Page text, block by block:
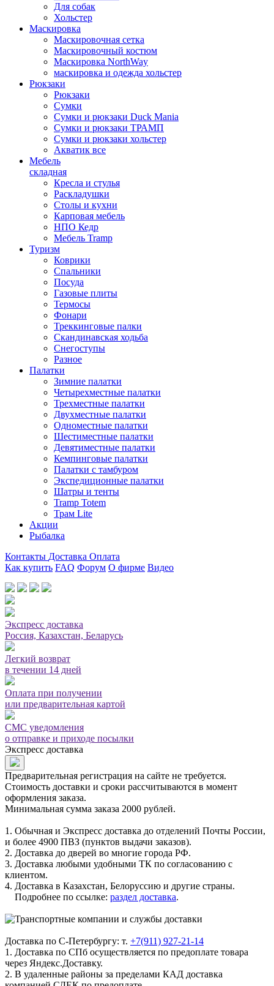
Для собак
Хольстер
Маскировка
Маскировочная сетка
Маскировочный костюм
Маскировка NorthWay
маскировка и одежда хольстер
Рюкзаки
Рюкзаки
Сумки
Сумки и рюкзаки Duck Mania
Сумки и рюкзаки ТРАМП
Сумки и рюкзаки хольстер
Акватик все
Мебель
складная
Кресла и стулья
Раскладушки
Столы и кухни
Карповая мебель
НПО Кедр
Мебель Tramp
Туризм
Коврики
Спальники
Посуда
Газовые плиты
Термосы
Фонари
Треккинговые палки
Скандинавская ходьба
Снегоступы
Разное
Палатки
Зимние палатки
Четырехместные палатки
Трехместные палатки
Двухместные палатки
Одноместные палатки
Шестиместные палатки
Девятиместные палатки
Кемпинговые палатки
Палатки с тамбуром
Экспедиционные палатки
Шатры и тенты
Tramp Totem
Трам Lite
Акции
Рыбалка
Контакты Доставка Оплата
Как купить FAQ Форум О фирме Видео
Экспресс доставка
Россия, Казахстан, Беларусь
Легкий возврат
в течении 14 дней
Оплата при получении
или предварительная картой
СМС уведомления
о отправке и приходе посылки
Экспресс доставка
Предварительная регистрация на сайте не требуется.
Стоимость доставки и сроки рассчитываются в момент
оформления заказа.
Минимальная сумма заказа 2000 рублей.
1. Обычная и Экспресс доставка до отделений Почты России,
и более 4900 ПВЗ (пунктов выдачи заказов).
2. Доставка до дверей во многие города РФ.
3. Доставка любыми удобными ТК по согласованию с
клиентом.
4. Доставка в Казахстан, Белоруссию и другие страны.
Подробнее по ссылке: раздел доставка.
Доставка по С-Петербургу: т. +7(911) 927-21-14
1. Доставка по СПб осуществляется по предоплате товара
через Яндекс.Доставку.
2. В удаленные районы за пределами КАД доставка